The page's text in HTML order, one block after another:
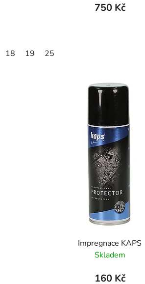
750 Kč
18 19 25
Impregnace KAPS
Skladem
160 Kč